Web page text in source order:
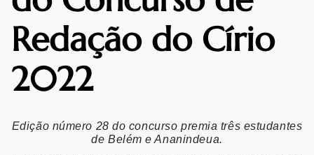
Redação do Círio
2022
Edição número 28 do concurso premia três estudantes
de Belém e Ananindeua.